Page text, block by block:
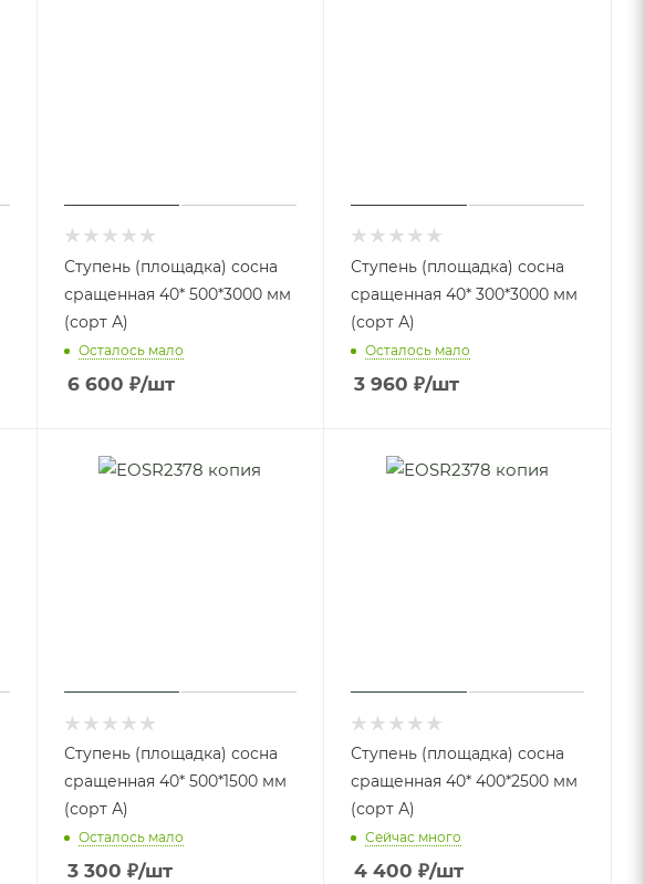
Ступень (площадка) сосна
сращенная 40* 500*3000 мм
(сорт А)
Осталось мало
6 600 ₽/шт
Ступень (площадка) сосна
сращенная 40* 300*3000 мм
(сорт А)
Осталось мало
3 960 ₽/шт
Ступень (площадка) сосна
сращенная 40* 500*1500 мм
(сорт А)
Осталось мало
3 300 ₽/шт
Ступень (площадка) сосна
сращенная 40* 400*2500 мм
(сорт А)
Сейчас много
4 400 ₽/шт